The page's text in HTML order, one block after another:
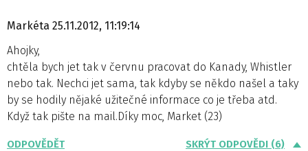
Markéta 25.11.2012, 11:19:14
Ahojky,
chtěla bych jet tak v červnu pracovat do Kanady, Whistler
nebo tak. Nechci jet sama, tak kdyby se někdo našel a taky
by se hodily nějaké užitečné informace co je třeba atd.
Když tak pište na mail.Díky moc, Market (23)
ODPOVĚDĚT SKRÝT ODPOVĚDI (6)